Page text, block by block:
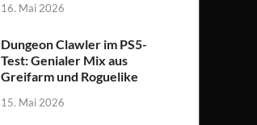
16. Mai 2026
Dungeon Clawler im PS5-
Test: Genialer Mix aus
Greifarm und Roguelike
15. Mai 2026